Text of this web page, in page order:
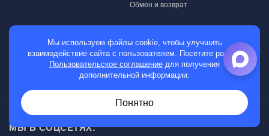
Обмен и возврат
МАГАЗИН
Мужские часы
МЫ В СОЦСЕТЯХ:
Мы используем файлы cookie, чтобы улучшить
взаимодействие сайта с пользователем. Посетите раздел
Пользовательское соглашение для получения
дополнительной информации.
Понятно